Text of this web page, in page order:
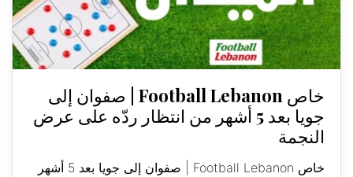
خاص Football Lebanon | صفوان إلى
جويا بعد 5 أشهر من انتظار ردّه على عرض
النجمة
خاص Football Lebanon | صفوان إلى جويا بعد 5 أشهر